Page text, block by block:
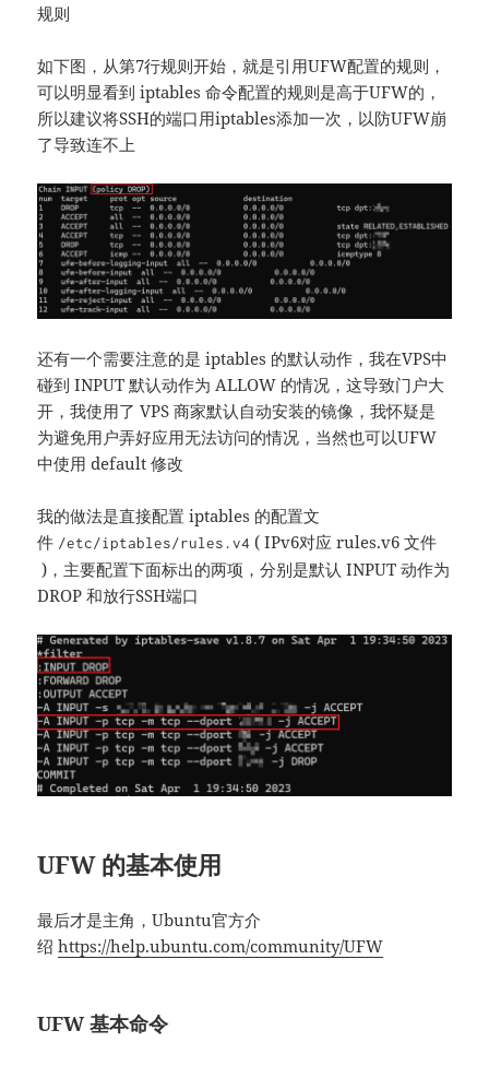
规则
如下图，从第7行规则开始，就是引用UFW配置的规则，
可以明显看到 iptables 命令配置的规则是高于UFW的，
所以建议将SSH的端口用iptables添加一次，以防UFW崩
了导致连不上
还有一个需要注意的是 iptables 的默认动作，我在VPS中
碰到 INPUT 默认动作为 ALLOW 的情况，这导致门户大
开，我使用了 VPS 商家默认自动安装的镜像，我怀疑是
为避免用户弄好应用无法访问的情况，当然也可以UFW
中使用 default 修改
我的做法是直接配置 iptables 的配置文
件 /etc/iptables/rules.v4 ( IPv6对应 rules.v6 文件
)，主要配置下面标出的两项，分别是默认 INPUT 动作为
DROP 和放行SSH端口
UFW 的基本使用
最后才是主角，Ubuntu官方介
绍https://help.ubuntu.com/community/UFW
UFW 基本命令